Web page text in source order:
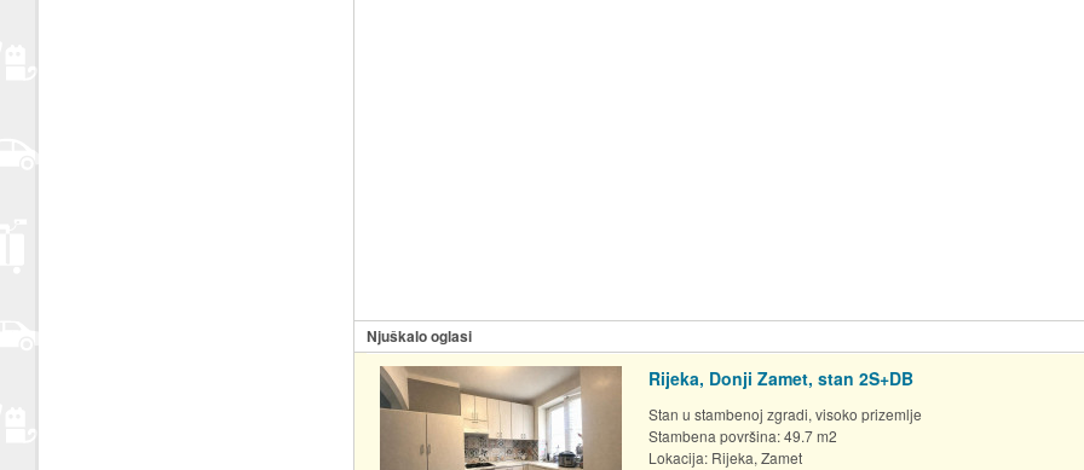
Njuškalo oglasi
Rijeka, Donji Zamet, stan 2S+DB
Stan u stambenoj zgradi, visoko prizemlje
Stambena površina: 49.7 m2
Lokacija: Rijeka, Zamet